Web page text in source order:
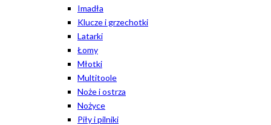
Imadła
Klucze i grzechotki
Latarki
Łomy
Młotki
Multitoole
Noże i ostrza
Nożyce
Piły i pilniki